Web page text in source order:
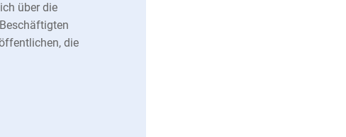
über die
die